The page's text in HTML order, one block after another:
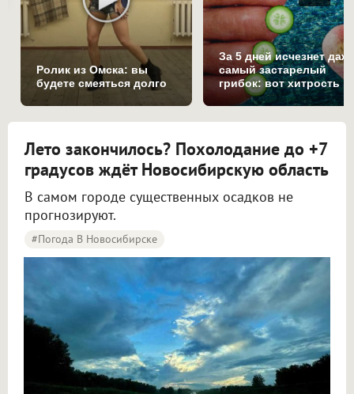
Ролик из Омска: вы
будете смеяться долго
За 5 дней исчезнет
самый застарелый
грибок: вот хитрость
Лето закончилось? Похолодание до +7
градусов ждёт Новосибирскую область
В самом городе существенных осадков не
прогнозируют.
#Погода В Новосибирске